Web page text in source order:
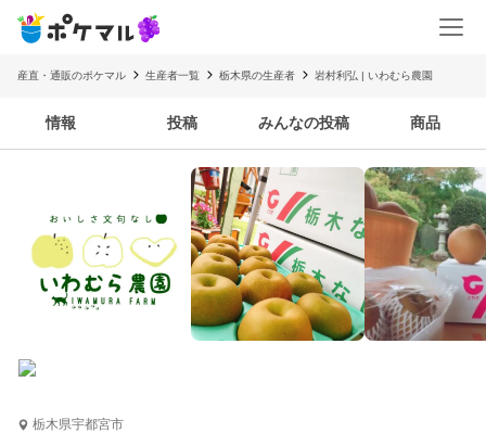
産直・通販のポケマル 生産者一覧 栃木県の生産者 岩村利弘 | いわむら農園
情報 投稿 みんなの投稿 商品
栃木県宇都宮市